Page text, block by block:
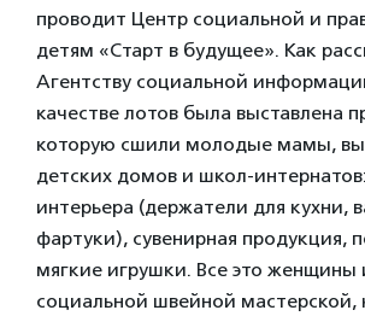
проводит Центр социальной и
детям «Старт в будущее». Как
Агентству социальной
качестве лотов была выставлена
которую сшили молодые мамы,
детских домов и школ-
интерьера (держатели для кухни,
фартуки), сувенирная продукция,
мягкие игрушки. Все это женщины
социальной швейной мастерской,